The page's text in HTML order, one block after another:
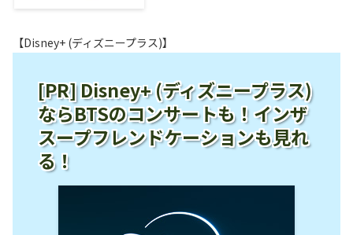
【Disney+ (ディズニープラス)】
[PR] Disney+ (ディズニープラス)
ならBTSのコンサートも！インザ
スープフレンドケーションも見れ
る！